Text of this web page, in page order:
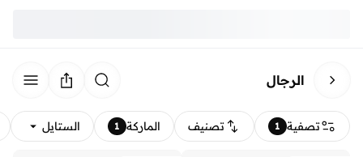
الرجال
تصفية 1 تصنيف الماركة 1 الستايل